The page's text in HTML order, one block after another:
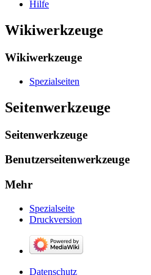
Hilfe
Wikiwerkzeuge
Wikiwerkzeuge
Spezialseiten
Seitenwerkzeuge
Seitenwerkzeuge
Benutzerseitenwerkzeuge
Mehr
Spezialseite
Druckversion
Datenschutz